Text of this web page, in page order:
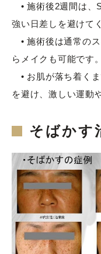
• 施術後2週間は、
強い日差しを避けて
• 施術後は通常の
らメイクも可能で
• お肌が落ち着く
を避け、激しい運動
そばかす